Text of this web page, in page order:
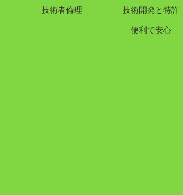
技術者倫理 技術開発と特許
便利で安心